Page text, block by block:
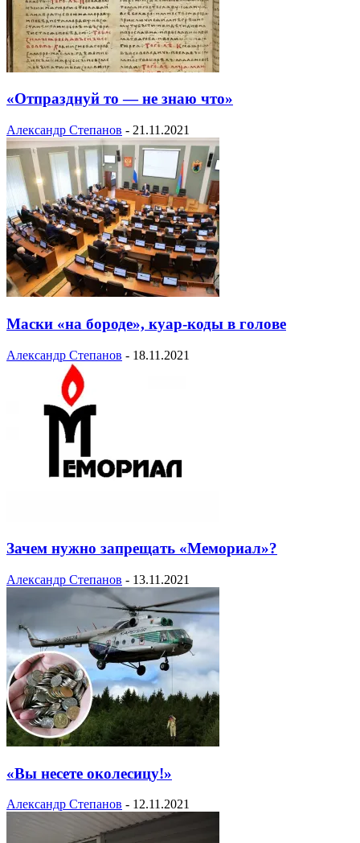
«Отпразднуй то — не знаю что»
Александр Степанов - 21.11.2021
Маски «на бороде», куар-коды в голове
Александр Степанов - 18.11.2021
Зачем нужно запрещать «Мемориал»?
Александр Степанов - 13.11.2021
«Вы несете околесицу!»
Александр Степанов - 12.11.2021